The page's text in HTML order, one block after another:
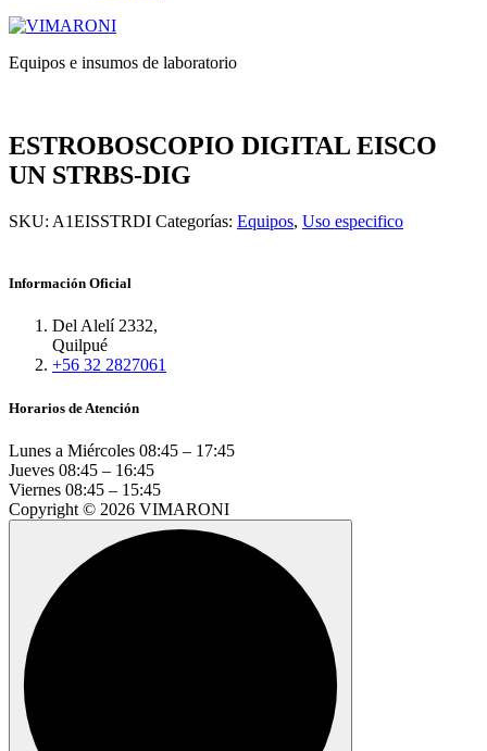
Equipos e insumos de laboratorio
ESTROBOSCOPIO DIGITAL EISCO
UN STRBS-DIG
SKU: A1EISSTRDI Categorías: Equipos, Uso especifico
Información Oficial
Del Alelí 2332,
Quilpué
+56 32 2827061
Horarios de Atención
Lunes a Miércoles 08:45 – 17:45
Jueves 08:45 – 16:45
Viernes 08:45 – 15:45
Copyright © 2026 VIMARONI